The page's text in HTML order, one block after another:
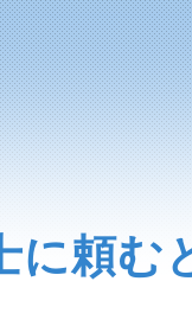
人のお客様ご相談
トナム進出支援相
個人
離婚問
に頼む